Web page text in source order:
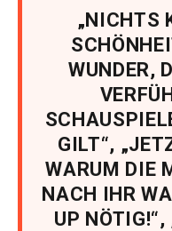
„NICHTS
WUNDER,
GILT“,
WARUM DIE
NACH IHR
UP